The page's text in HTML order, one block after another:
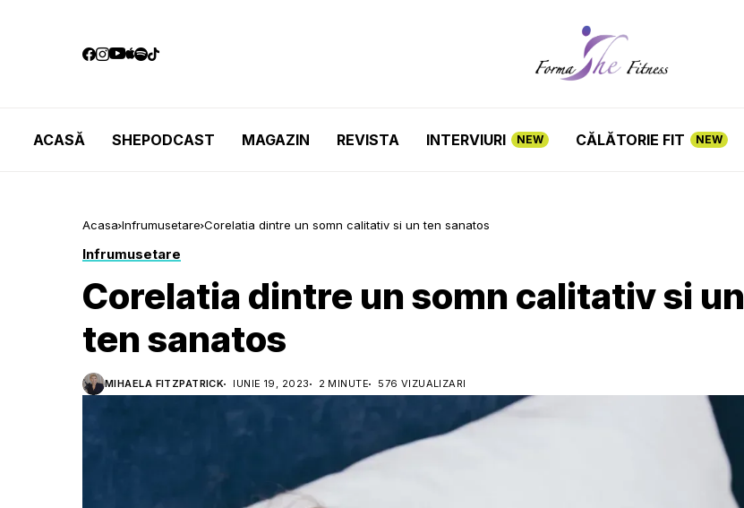
ACASĂ SHEPODCAST MAGAZIN REVISTA INTERVIURI NEW CĂLĂTORIE FIT NEW
Acasa Infrumusetare Corelatia dintre un somn calitativ si un ten sanatos
Infrumusetare
Corelatia dintre un somn calitativ si un
ten sanatos
MIHAELA FITZPATRICK IUNIE 19, 2023 2 MINUTE 576 VIZUALIZARI